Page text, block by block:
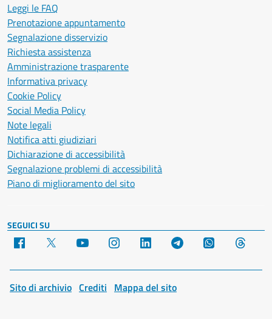
Leggi le FAQ
Prenotazione appuntamento
Segnalazione disservizio
Richiesta assistenza
Amministrazione trasparente
Informativa privacy
Cookie Policy
Social Media Policy
Note legali
Notifica atti giudiziari
Dichiarazione di accessibilità
Segnalazione problemi di accessibilità
Piano di miglioramento del sito
SEGUICI SU
Facebook YouTube Instagram LinkedIn Telegram WhatsApp
Sito di archivio Crediti Mappa del sito